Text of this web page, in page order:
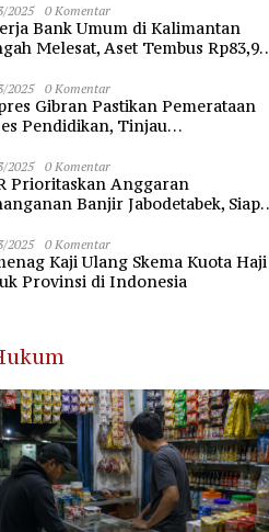
2025 0 Komentar
Bank Umum di Kalimantan
Melesat, Aset Tembus Rp83,98
2025 0 Komentar
Gibran Pastikan Pemerataan
Pendidikan, Tinjau
Banten
2025 0 Komentar
Prioritaskan Anggaran
Banjir Jabodetabek, Siap
2025 0 Komentar
Kaji Ulang Skema Kuota Haji
Provinsi di Indonesia